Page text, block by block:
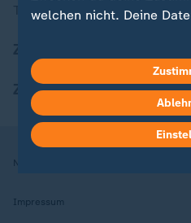
Themen im Überblick
ZDFheute Apps
Nutzungsbedingungen
Impressum
welchen nicht. Deine
Hier findest du das
Weitere Informationen
Datenschutzerklärung.